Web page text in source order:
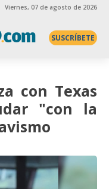
Viernes, 07 de agosto de 2026
SUSCRÍBETE
con Texas
"con la